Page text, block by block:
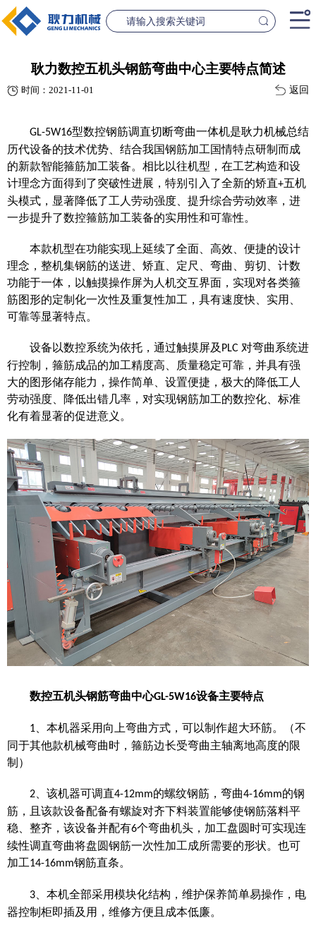
查看更多 查看更
首页
产品中心
案例中心
联系我们
新闻资讯
公司简介
耿力数控五机头钢筋弯曲中心主要特点简述
时间：2021-11-01 返回
GL-5W16型数控钢筋调直切断弯曲一体机是耿力机械总结
历代设备的技术优势、结合我国钢筋加工国情特点研制而成
的新款智能箍筋加工装备。相比以往机型，在工艺构造和设
计理念方面得到了突破性进展，特别引入了全新的矫直+五机
头模式，显著降低了工人劳动强度、提升综合劳动效率，进
一步提升了数控箍筋加工装备的实用性和可靠性。
本款机型在功能实现上延续了全面、高效、便捷的设计
理念，整机集钢筋的送进、矫直、定尺、弯曲、剪切、计数
功能于一体，以触摸操作屏为人机交互界面，实现对各类箍
筋图形的定制化一次性及重复性加工，具有速度快、实用、
可靠等显著特点。
设备以数控系统为依托，通过触摸屏及 PLC 对弯曲系统进
行控制，箍筋成品的加工精度高、质量稳定可靠，并具有强
大的图形储存能力，操作简单、设置便捷，极大的降低工人
劳动强度、降低出错几率，对实现钢筋加工的数控化、标准
化有着显著的促进意义 。
数控五机头钢筋弯曲中心GL-5W16设备主要特点
1 、本机器采用向上弯曲方式，可以制作超大环筋。（不
同于其他款机械弯曲时，箍筋边长受弯曲主轴离地高度的限
制）
2、该机器可调直4-12mm的螺纹钢筋，弯曲4-16mm的钢
筋，且该款设备配备有螺旋对齐下料装置能够使钢筋落料平
稳、整齐，该设备并配有6个弯曲机头，加工盘圆时可实现连
续性调直弯曲将盘圆钢筋一次性加工成所需要的形状。也可
加工14-16mm钢筋直条。
3、本机全部采用模块化结构，维护保养简单易操作，电
器控制柜即插及用，维修方便且成本低廉。